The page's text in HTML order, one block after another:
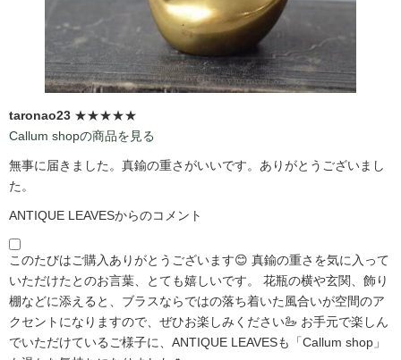
taronao23 ★★★★★
Callum shopの商品を見る
無事に届きました。真鍮の重さがいいです。ありがとうございまし
た。
ANTIQUE LEAVESからのコメント
このたびはご購入ありがとうございます😊 真鍮の重さを気に入って
いただけたとのお言葉、とても嬉しいです。 花瓶の横や玄関、飾り
棚などに添えると、ブラスならではの落ち着いた風合いが空間のア
クセントになりますので、ぜひお楽しみください🦢 お手元で楽しん
でいただけているご様子に、ANTIQUE LEAVESも「Callum shop」